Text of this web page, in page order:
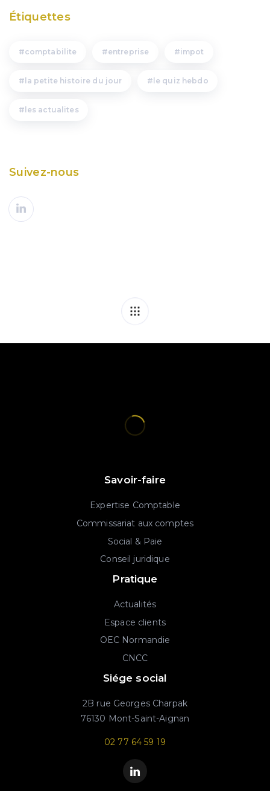
Étiquettes
comptabilite entreprise impot
la petite histoire du jour le quiz hebdo
les actualites
Suivez-nous
Savoir-faire
Expertise Comptable
Commissariat aux comptes
Social & Paie
Conseil juridique
Pratique
Actualités
Espace clients
OEC Normandie
CNCC
Siége social
2B rue Georges Charpak
76130 Mont-Saint-Aignan
02 77 64 59 19